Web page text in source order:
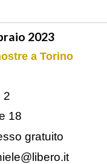
2023
a Torino
2
18
gratuito